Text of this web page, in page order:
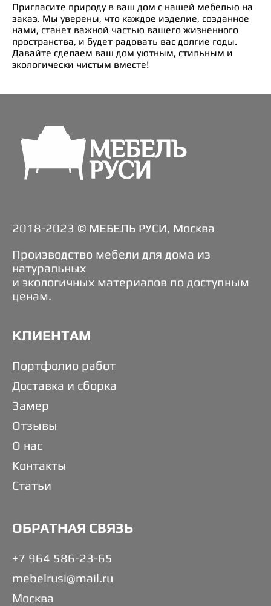
Пригласите природу в ваш дом с нашей мебелью на
заказ. Мы уверены, что каждое изделие, созданное
нами, станет важной частью вашего жизненного
пространства, и будет радовать вас долгие годы.
Давайте сделаем ваш дом уютным, стильным и
экологически чистым вместе!
2018-2023 © МЕБЕЛЬ РУСИ, Москва
Производство мебели для дома из
натуральных
и экологичных материалов по доступным
ценам.
КЛИЕНТАМ
Портфолио работ
Доставка и сборка
Замер
Отзывы
О нас
Контакты
Статьи
ОБРАТНАЯ СВЯЗЬ
+7 964 586-23-65
mebelrusi@mail.ru
Москва